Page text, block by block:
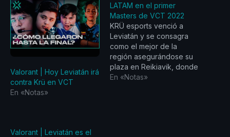
Valorant | Hoy Leviatán irá
contra Krü en VCT
En «Notas»
LATAM en el primer
Masters de VCT 2022
KRÜ esports venció a
Leviatán y se consagra
como el mejor de la
región asegurándose su
plaza en Reikiavik, donde
se disputará el Masters
En «Notas»
Valorant | Leviatán es el